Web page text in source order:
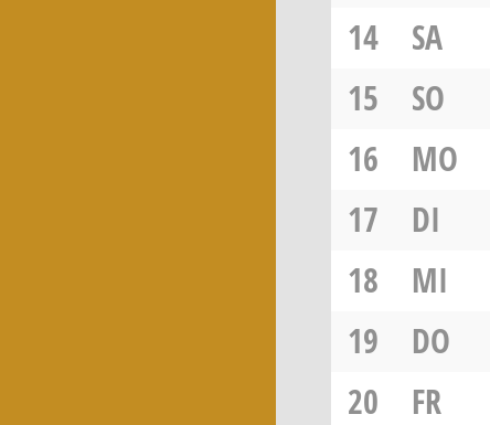
14
SA
15
SO
16
MO
17
DI
18
MI
19
DO
20
FR